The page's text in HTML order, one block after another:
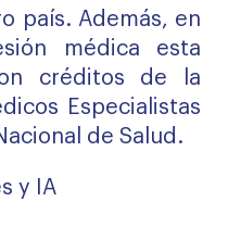
país. Además, en
médica esta
créditos de la
Especialistas
de Salud.
y IA